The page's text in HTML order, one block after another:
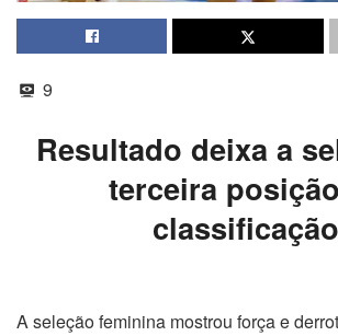
9
Resultado deixa a
terceira
classificação
A seleção feminina mostrou força e